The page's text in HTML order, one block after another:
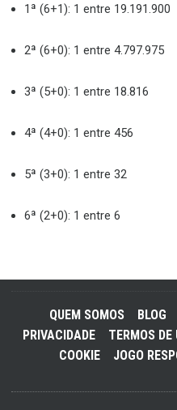
1ª (6+1): 1 entre 19.191.900
2ª (6+0): 1 entre 4.797.975
3ª (5+0): 1 entre 18.816
4ª (4+0): 1 entre 456
5ª (3+0): 1 entre 32
6ª (2+0): 1 entre 6
QUEM SOMOS BLOG
PRIVACIDADE
TERMOS DE
COOKIE
JOGO